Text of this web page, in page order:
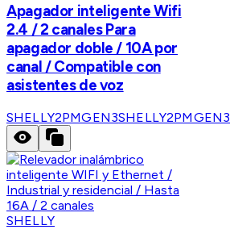
Apagador inteligente Wifi
2.4 / 2 canales Para
apagador doble / 10A por
canal / Compatible con
asistentes de voz
SHELLY2PMGEN3SHELLY2PMGEN3
SHELLY